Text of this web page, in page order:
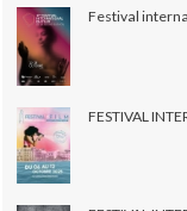
Festival
FESTIVAL